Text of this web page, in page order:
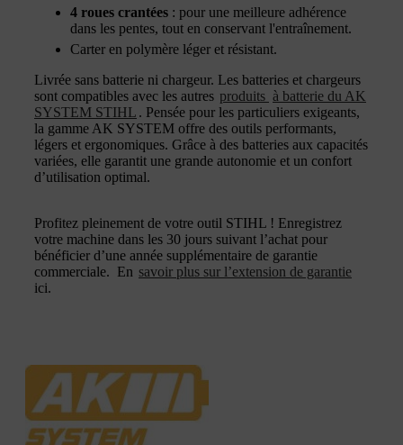
4 roues crantées : pour une meilleure adhérence
dans les pentes, tout en conservant l'entraînement.
Carter en polymère léger et résistant.
Livrée sans batterie ni chargeur. Les batteries et chargeurs
sont compatibles avec les autres produits à batterie du AK
SYSTEM STIHL . Pensée pour les particuliers exigeants,
la gamme AK SYSTEM offre des outils performants,
légers et ergonomiques. Grâce à des batteries aux capacités
variées, elle garantit une grande autonomie et un confort
d’utilisation optimal.
Profitez pleinement de votre outil STIHL ! Enregistrez
votre machine dans les 30 jours suivant l’achat pour
bénéficier d’une année supplémentaire de garantie
commerciale. En savoir plus sur l’extension de garantie
ici.​